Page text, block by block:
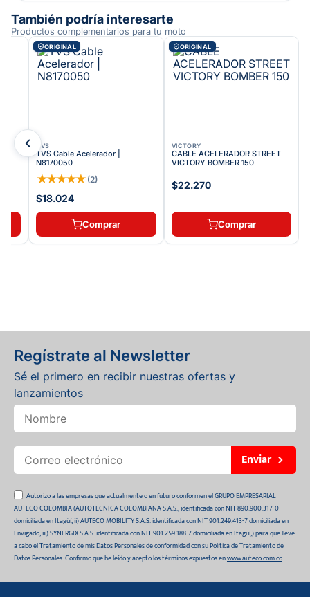
También podría interesarte
Productos complementarios para tu moto
ORIGINAL
TVS
TVS Cable Acelerador |
N8170050
★★★★★ (2)
$18.024
Comprar
ORIGINAL
VICTORY
CABLE ACELERADOR STREET
VICTORY BOMBER 150
$22.270
Comprar
Regístrate al Newsletter
Sé el primero en recibir nuestras ofertas y
lanzamientos
Enviar
Autorizo a las empresas que actualmente o en futuro conformen el GRUPO EMPRESARIAL
AUTECO COLOMBIA (AUTOTECNICA COLOMBIANA S.A.S., identificada con NIT 890.900.317-0
domiciliada en Itagüí, ii) AUTECO MOBILITY S.A.S. identificada con NIT 901.249.413-7 domiciliada en
Envigado, iii) SYNERGIX S.A.S. identificada con NIT 901.259.188-7 domiciliada en Itagüí,) para que lleve
a cabo el Tratamiento de mis Datos Personales de conformidad con su Política de Tratamiento de
Datos Personales. Confirmo que he leído y acepto los términos expuestos enwww.auteco.com.co